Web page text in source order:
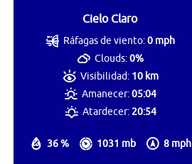
Cielo Claro
36 % 1031 mb 8 mph
Ráfagas de viento:0 mph
Clouds:0%
Visibilidad: 10 km
Amanecer:05:04
Atardecer:20:54